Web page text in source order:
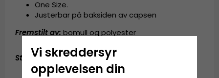
One Size.
Justerbar på baksiden av capsen
Fremstilt av: bomull og polyester
Størrelsesguide: En størrelse som passer til alle
Vi skreddersyr
opplevelsen din